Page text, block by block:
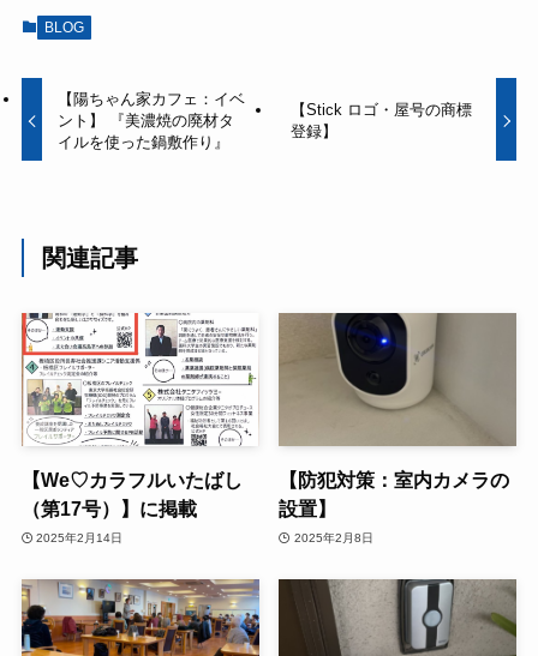
BLOG
【陽ちゃん家カフェ：イベ
ント】 『美濃焼の廃材タ
イルを使った鍋敷作り』
【Stick ロゴ・屋号の商標
登録】
関連記事
【We♡カラフルいたばし
（第17号）】に掲載
2025年2月14日
【防犯対策：室内カメラの
設置】
2025年2月8日